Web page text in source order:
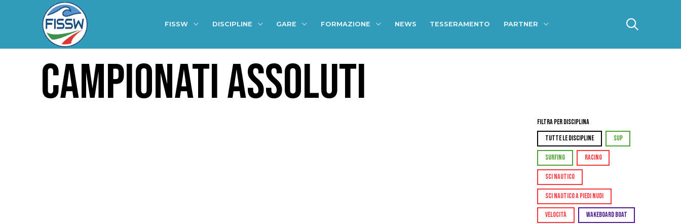
FISSW DISCIPLINE GARE FORMAZIONE NEWS TESSERAMENTO PARTNER
CAMPIONATI ASSOLUTI
Filtra per Disciplina
TUTTE LE DISCIPLINE
SUP
SURFING RACING
SCI NAUTICO
SCI NAUTICO A PIEDI NUDI
VELOCITÀ WAKEBOARD BOAT